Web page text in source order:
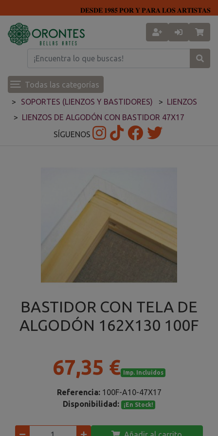
𝐃𝐄𝐒𝐃𝐄 𝟏𝟗𝟖𝟓 𝐏𝐎𝐑 𝐘 𝐏𝐀𝐑𝐀 𝐋𝐎𝐒 𝐀𝐑𝐓𝐈𝐒𝐓𝐀𝐒
Todas las categorías
SOPORTES (LIENZOS Y BASTIDORES)
LIENZOS
LIENZOS DE ALGODÓN CON BASTIDOR 47X17
SÍGUENOS
BASTIDOR CON TELA DE
ALGODÓN 162X130 100F
67,35 € Imp. Incluidos
Referencia: 100F-A10-47X17
Disponibilidad:
¡En Stock!